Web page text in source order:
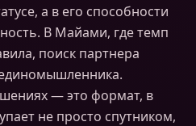
а в его способности
В Майами, где темп
поиск партнера
— это формат, в
не просто спутником,